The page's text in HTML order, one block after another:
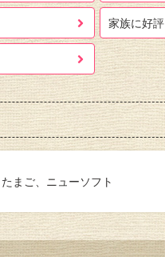
家族に好評
まご、ニューソフト